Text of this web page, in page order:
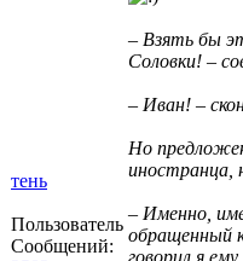
тень
Пользователь
Сообщений:
– Взять бы
Соловки! –
– Иван! –
Но
иностранца,
– Именно,
обращенный